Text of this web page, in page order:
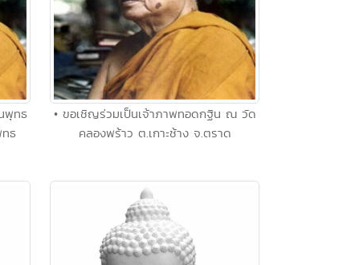
พุทธ
ธ
• ขอเชิญร่วมเป็นเจ้าภาพทอดกฐิน ณ วัด
คลองพร้าว ต.เกาะช้าง จ.ตราด